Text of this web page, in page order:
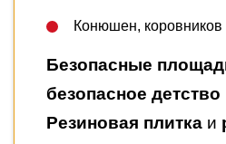
Конюшен, коровников
Безопасные
безопасное детство
Резиновая плитка и